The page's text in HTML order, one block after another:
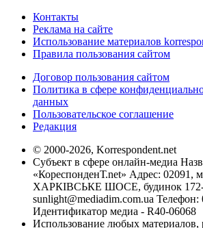
Контакты
Реклама на сайте
Использование материалов
Правила пользования сайтом
Договор пользования сайтом
Политика в сфере
данных
Пользовательское соглашение
Редакция
© 2000-2026, Korrespondent.net
Субъект в сфере онлайн-медиа
«КореспонденТ.net» Адрес: 02091,
ХАРКІВСЬКЕ ШОСЕ, будинок 172-
sunlight@mediadim.com.ua Телефон:
Идентификатор медиа - R40-06068
Использование любых